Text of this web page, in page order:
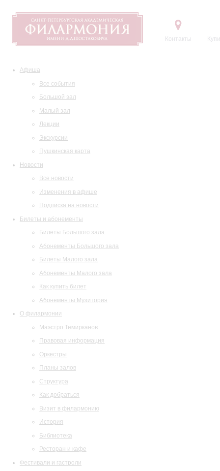
Контакты
Афиша
Все события
Большой зал
Малый зал
Лекции
Экскурсии
Пушкинская карта
Новости
Все новости
Изменения в афише
Подписка на новости
Билеты и абонементы
Билеты Большого зала
Абонементы Большого зала
Билеты Малого зала
Абонементы Малого зала
Как купить билет
Абонементы Музитория
О филармонии
Маэстро Темирканов
Правовая информация
Оркестры
Планы залов
Структура
Как добраться
Визит в филармонию
История
Библиотека
Ресторан и кафе
Фестивали и гастроли